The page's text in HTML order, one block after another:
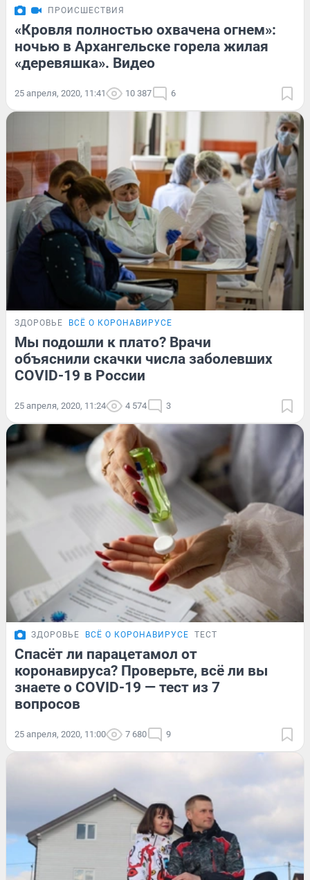
ПРОИСШЕСТВИЯ
«Кровля полностью охвачена огнем»:
ночью в Архангельске горела жилая
«деревяшка». Видео
25 апреля, 2020, 11:41 10 387 6
ЗДОРОВЬЕ ВСЁ О КОРОНАВИРУСЕ
Мы подошли к плато? Врачи
объяснили скачки числа заболевших
COVID-19 в России
25 апреля, 2020, 11:24 4 574 3
ЗДОРОВЬЕ ВСЁ О КОРОНАВИРУСЕ ТЕСТ
Спасёт ли парацетамол от
коронавируса? Проверьте, всё ли вы
знаете о COVID-19 — тест из 7
вопросов
25 апреля, 2020, 11:00 7 680 9